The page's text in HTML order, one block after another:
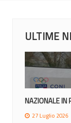
ULTIME
NAZIONALE IN
27 Luglio 2026